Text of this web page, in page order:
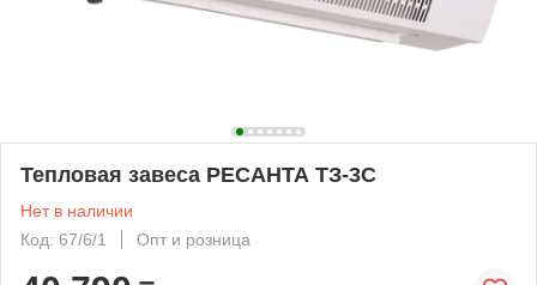
Тепловая завеса РЕСАНТА ТЗ-3С
Нет в наличии
Код: 67/6/1
Опт и розница